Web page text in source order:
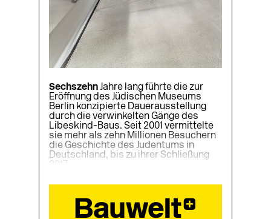
SechszehnJahre lang führte die zur
Eröffnung des Jüdischen Museums
Berlin konzipierte Dauerausstellung
durch die verwinkelten Gänge des
Libeskind-Baus. Seit 2001 vermittelte
sie mehr als zehn Millionen Besuchern
die Geschichte des Judentums in
Deutschland, bis zu ihrer Schließung